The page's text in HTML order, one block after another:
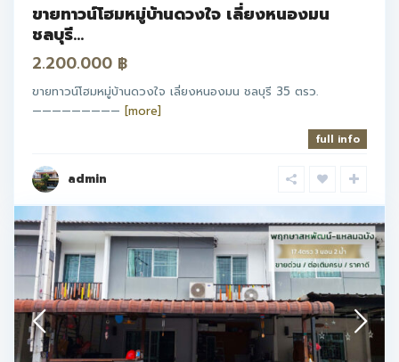
ขายทาวน์โฮมหมู่บ้านดวงใจ เลี่ยงหนองมน
ชลบุรี...
2.200.000 ฿
ขายทาวน์โฮมหมู่บ้านดวงใจ เลี่ยงหนองมน ชลบุรี 35 ตรว.
————————— [more]
full info
admin